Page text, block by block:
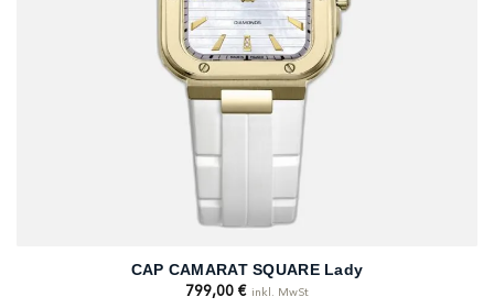
CAP CAMARAT SQUARE Lady
799,00 € inkl. MwSt